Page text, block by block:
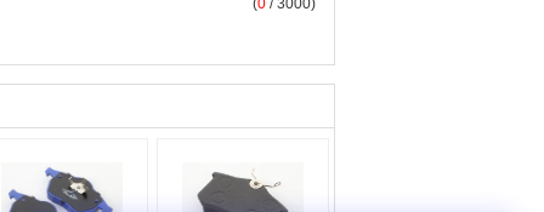
(0 / 3000)